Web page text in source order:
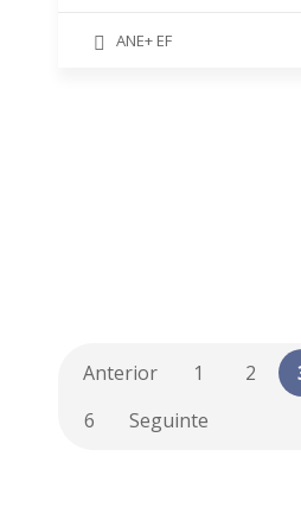
ANE+ EF
Anterior 1 2
6
Seguinte